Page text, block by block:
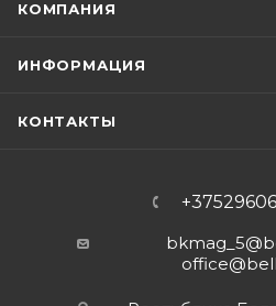
КОМПАНИЯ
ИНФОРМАЦИЯ
КОНТАКТЫ